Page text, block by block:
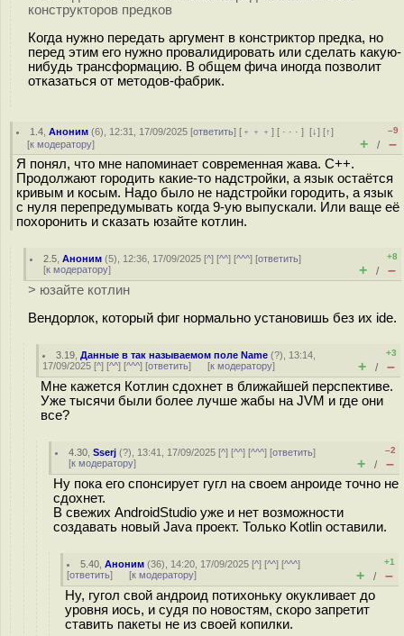
конструкторов предков
Когда нужно передать аргумент в констриктор предка, но
перед этим его нужно провалидировать или сделать какую-
нибудь трансформацию. В общем фича иногда позволит
отказаться от методов-фабрик.
1.4 ,Аноним (6), 12:31, 17/09/2025 [ответить] [ ﹢﹢﹢] [ · · ·][↓] [↑]
[к модератору]
–9
+ / –
Я понял, что мне напоминает современная жава. C++.
Продолжают городить какие-то надстройки, а язык остаётся
кривым и косым. Надо было не надстройки городить, а язык
с нуля перепредумывать когда 9-ую выпускали. Или ваще её
похоронить и сказать юзайте котлин.
2.5 ,Аноним (5), 12:36, 17/09/2025 [^] [^^] [^^^] [ответить]
[к модератору]
+8
+ / –
> юзайте котлин
Вендорлок, который фиг нормально установишь без их ide.
3.19 ,Данные в так называемом поле Name (?), 13:14,
17/09/2025 [^] [^^] [^^^] [ответить] [к модератору]
+3
+ / –
Мне кажется Котлин сдохнет в ближайшей перспективе.
Уже тысячи были более лучше жабы на JVM и где они
все?
4.30 ,Sserj (?), 13:41, 17/09/2025 [^] [^^] [^^^] [ответить]
[к модератору]
–2
+ / –
Ну пока его спонсирует гугл на своем анроиде точно не
сдохнет.
В свежих AndroidStudio уже и нет возможности
создавать новый Java проект. Только Kotlin оставили.
5.40 ,Аноним (36), 14:20, 17/09/2025 [^] [^^] [^^^]
[ответить] [к модератору]
+1
+ / –
Ну, гугол свой андроид потихоньку окукливает до
уровня иось, и судя по новостям, скоро запретит
ставить пакеты не из своей копилки.